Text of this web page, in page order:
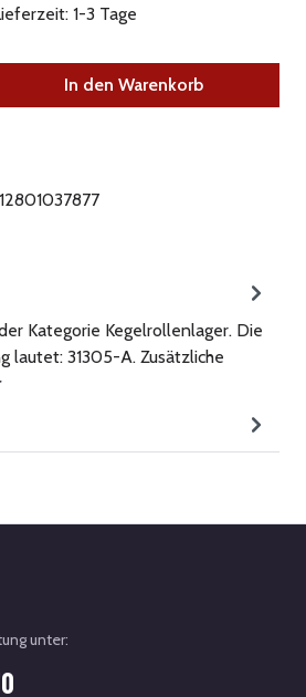
1-3 Tage
Gib den gewünschten Wert
In den Warenkorb
Kategorie Kegelrollenlager. Die
lautet: 31305-A. Zusätzliche
unter: